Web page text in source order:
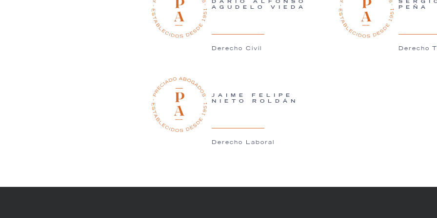
AGUDELO VIEDA
Derecho Civil
PEÑA
Derecho
JAIME FELIPE
NIETO ROLDÁN
Derecho Laboral